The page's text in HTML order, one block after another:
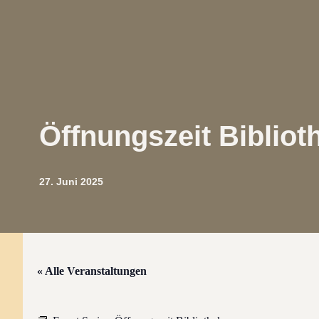
Öffnungszeit
27. Juni 2025
« Alle Veranstaltungen